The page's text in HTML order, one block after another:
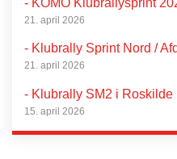
- KOMO Klubrallysprint
21. april 2026
- Klubrally Sprint Nord /
21. april 2026
- Klubrally SM2 i Roskilde
15. april 2026